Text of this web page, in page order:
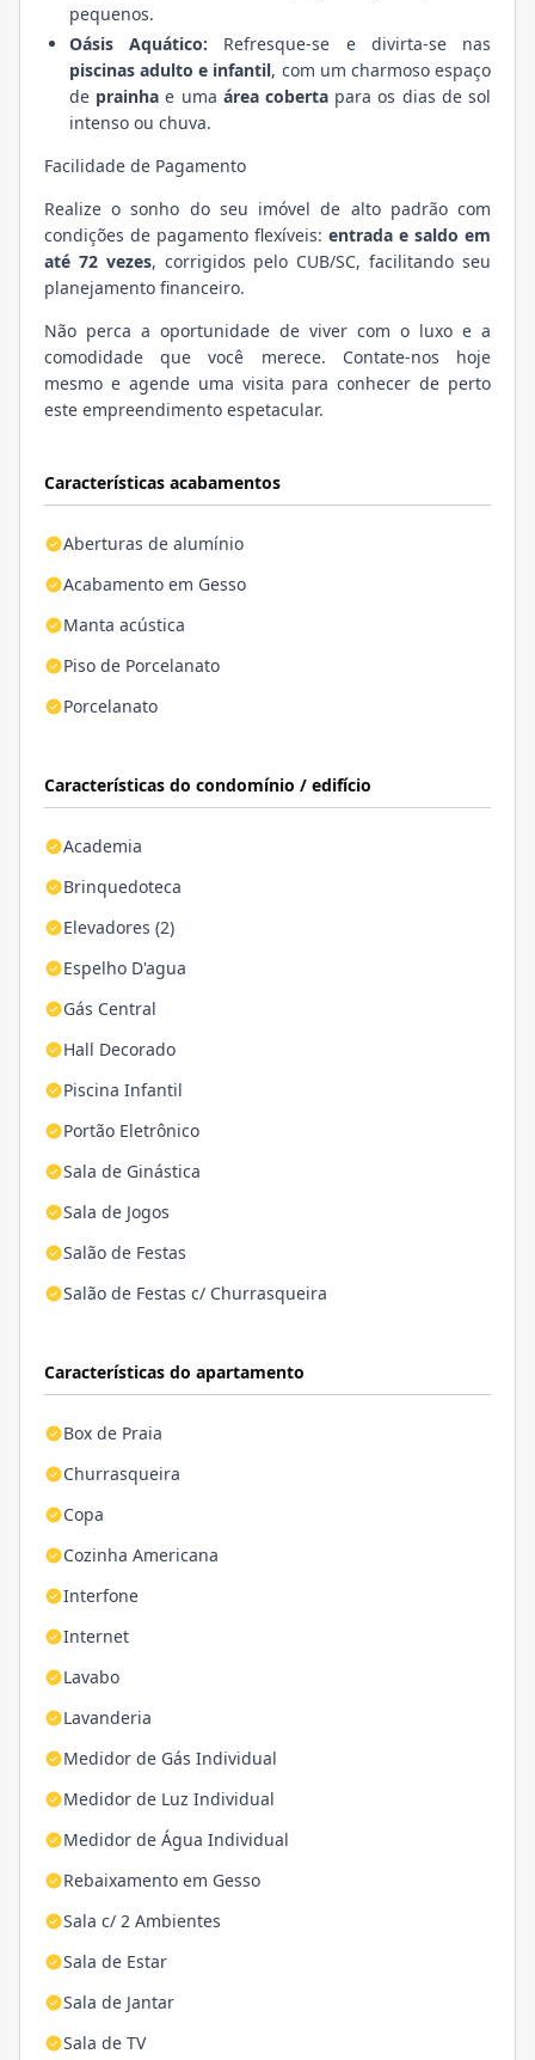
Características acabamentos
Aberturas de alumínio
Acabamento em Gesso
Manta acústica
Piso de Porcelanato
Porcelanato
Características do condomínio / edifício
Academia
Brinquedoteca
Elevadores (2)
Espelho D'agua
Gás Central
Hall Decorado
Piscina Infantil
Portão Eletrônico
Sala de Ginástica
Sala de Jogos
Salão de Festas
Salão de Festas c/ Churrasqueira
Características do apartamento
Box de Praia
Churrasqueira
Copa
Cozinha Americana
Interfone
Internet
Lavabo
Lavanderia
Medidor de Gás Individual
Medidor de Luz Individual
Medidor de Água Individual
Rebaixamento em Gesso
Sala c/ 2 Ambientes
Sala de Estar
Sala de Jantar
Sala de TV
pequenos.
Oásis Aquático: Refresque-se e divirta-se nas
piscinas adulto e infantil, com um charmoso espaço
de prainha e uma área coberta para os dias de sol
intenso ou chuva.
Facilidade de Pagamento
Realize o sonho do seu imóvel de alto padrão com
condições de pagamento flexíveis: entrada e saldo em
até 72 vezes, corrigidos pelo CUB/SC, facilitando seu
planejamento financeiro.
Não perca a oportunidade de viver com o luxo e a
comodidade que você merece. Contate-nos hoje
mesmo e agende uma visita para conhecer de perto
este empreendimento espetacular.